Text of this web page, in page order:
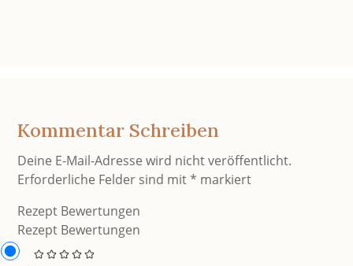
Kommentar Schreiben
Deine E-Mail-Adresse wird nicht veröffentlicht.
Erforderliche Felder sind mit* markiert
Rezept Bewertungen
Rezept Bewertungen